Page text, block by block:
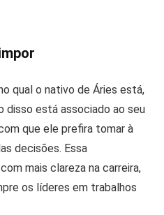
qual o nativo de Áries está,
disso está associado ao seu
que ele prefira tomar à
decisões. Essa
mais clareza na carreira,
os líderes em trabalhos